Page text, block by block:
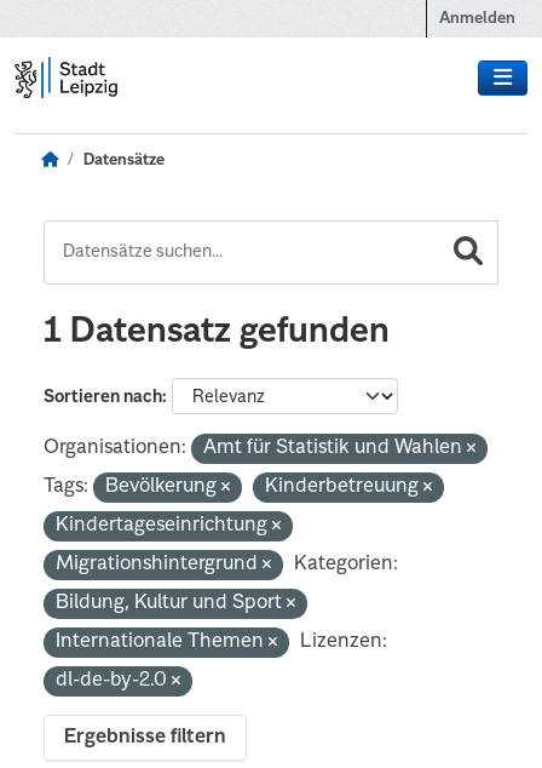
Anmelden
Datensätze
1 Datensatz gefunden
Sortieren nach
Organisationen:
Amt für Statistik und Wahlen
Tags:
Bevölkerung
Kinderbetreuung
Kindertageseinrichtung
Migrationshintergrund
Kategorien:
Bildung, Kultur und Sport
Internationale Themen
Lizenzen:
dl-de-by-2.0
Ergebnisse filtern